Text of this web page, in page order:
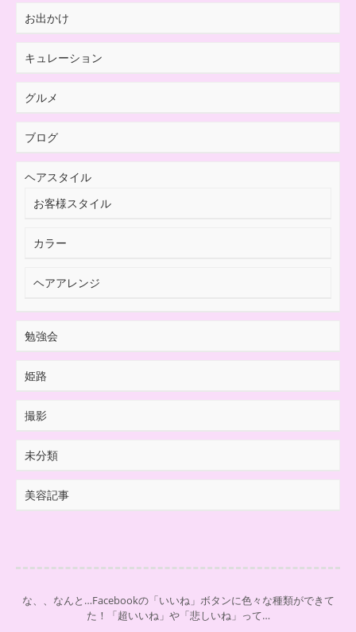
お出かけ
キュレーション
グルメ
ブログ
ヘアスタイル
お客様スタイル
カラー
ヘアアレンジ
勉強会
姫路
撮影
未分類
美容記事
な、、なんと…Facebookの「いいね」ボタンに色々な種類ができて
た！「超いいね」や「悲しいね」って…